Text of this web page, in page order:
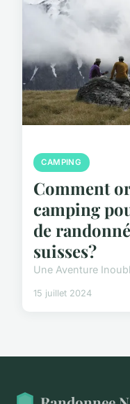
CAMPING
Comment
camping
de
suisses?
Une Aventure
15 juillet 2024